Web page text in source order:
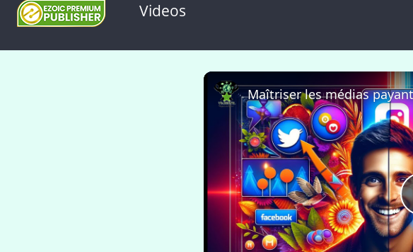
Videos